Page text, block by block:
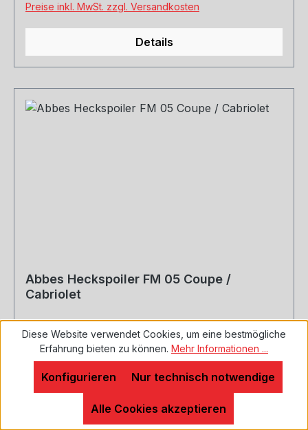
Preise inkl. MwSt. zzgl. Versandkosten
Details
Abbes Heckspoiler FM 05 Coupe /
Cabriolet
Abbes Heckspoiler FM 05 Coupe / Cabriolet
Heckflügel ist aus Polyrim, dadurch
ist er haltbarer als GFK-Teile. Passgenau
gefertigt. Teile werden grundiert geliefert. Der
Heckspoiler wird verschraubt und verklebt.
Diese Website verwendet Cookies, um eine bestmögliche
Erfahrung bieten zu können. Mehr Informationen ...
Nur technisch notwendige
Konfigurieren
Alle Cookies akzeptieren